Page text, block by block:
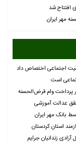
افتتاح شد
است
استان کردستان
زندانیان جرایم